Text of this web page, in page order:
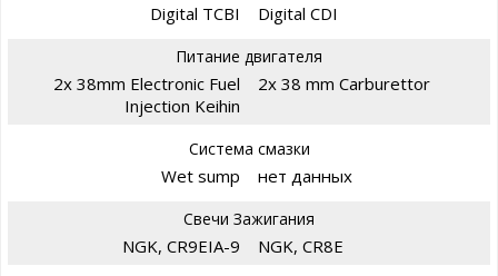
Digital TCBI Digital CDI
Питание двигателя
2x 38mm Electronic Fuel
Injection Keihin
2x 38 mm Carburettor
Система смазки
Wet sump нет данных
Свечи Зажигания
NGK, CR9EIA-9 NGK, CR8E